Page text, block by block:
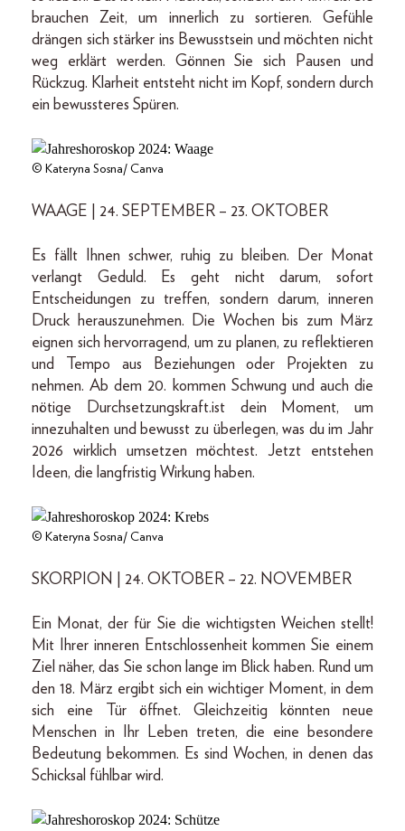
brauchen Zeit, um innerlich zu sortieren. Gefühle
drängen sich stärker ins Bewusstsein und möchten nicht
weg erklärt werden. Gönnen Sie sich Pausen und
Rückzug. Klarheit entsteht nicht im Kopf, sondern durch
ein bewussteres Spüren.
© Kateryna Sosna/ Canva
WAAGE | 24. SEPTEMBER – 23. OKTOBER
Es fällt Ihnen schwer, ruhig zu bleiben. Der Monat
verlangt Geduld. Es geht nicht darum, sofort
Entscheidungen zu treffen, sondern darum, inneren
Druck herauszunehmen. Die Wochen bis zum März
eignen sich hervorragend, um zu planen, zu reflektieren
und Tempo aus Beziehungen oder Projekten zu
nehmen. Ab dem 20. kommen Schwung und auch die
nötige Durchsetzungskraft.ist dein Moment, um
innezuhalten und bewusst zu überlegen, was du im Jahr
2026 wirklich umsetzen möchtest. Jetzt entstehen
Ideen, die langfristig Wirkung haben.
© Kateryna Sosna/ Canva
SKORPION | 24. OKTOBER – 22. NOVEMBER
Ein Monat, der für Sie die wichtigsten Weichen stellt!
Mit Ihrer inneren Entschlossenheit kommen Sie einem
Ziel näher, das Sie schon lange im Blick haben. Rund um
den 18. März ergibt sich ein wichtiger Moment, in dem
sich eine Tür öffnet. Gleichzeitig könnten neue
Menschen in Ihr Leben treten, die eine besondere
Bedeutung bekommen. Es sind Wochen, in denen das
Schicksal fühlbar wird.